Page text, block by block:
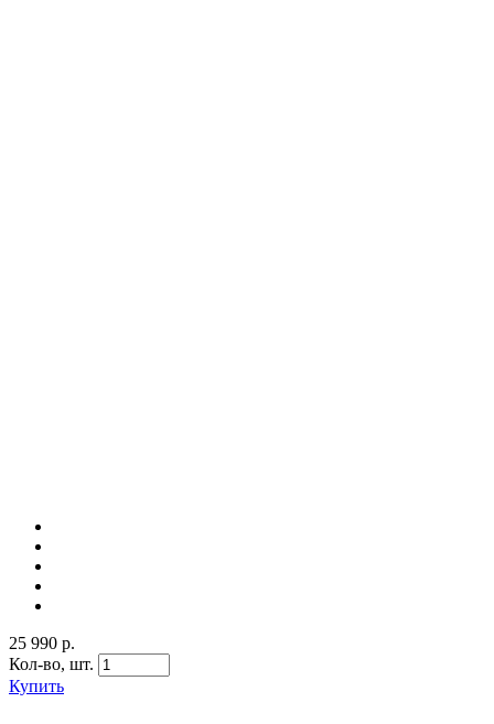
25 990 р.
Кол-во, шт.
Купить